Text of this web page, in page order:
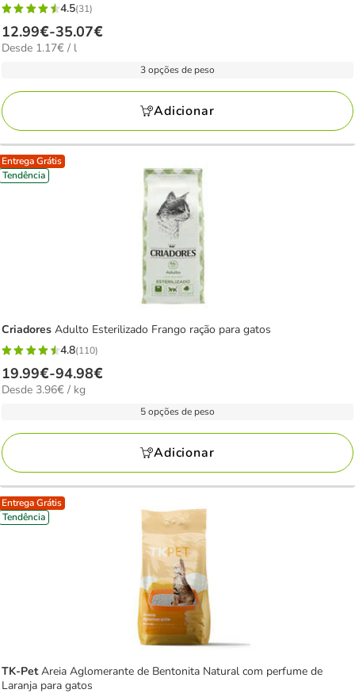
4.5
estrelas
com
avaliações
4.5(31)
Preço
de
35.07€
12.99€-35.07€
1.17€
Desde 1.17€ / l
3 opções de peso
Adicionar
Entrega Grátis
Tendência
Criadores Adulto Esterilizado Frango ração para gatos
4.8
estrelas
com
avaliações
4.8(110)
Preço
de
94.98€
19.99€-94.98€
3.96€
Desde 3.96€ / kg
5 opções de peso
Adicionar
Entrega Grátis
Tendência
TK-PetAreia Aglomerante de Bentonita Natural com perfume de
Laranja para gatos